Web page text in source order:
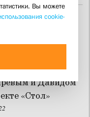
–
церкви
и Давидом
«Стол»
Вы можете
cookie-